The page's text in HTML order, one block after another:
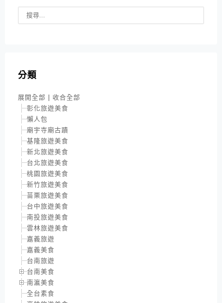
分類
展開全部 | 收合全部
彰化旅遊美食
懶人包
廟宇寺廟古蹟
基隆旅遊美食
新北旅遊美食
台北旅遊美食
桃園旅遊美食
新竹旅遊美食
苗栗旅遊美食
台中旅遊美食
南投旅遊美食
雲林旅遊美食
嘉義旅遊
嘉義美食
台南旅遊
台南美食
南瀛美食
全台素食